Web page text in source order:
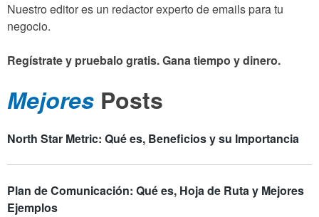
Nuestro editor es un redactor experto de emails para tu
negocio.
Regístrate y pruebalo gratis. Gana tiempo y dinero.
Mejores Posts
North Star Metric: Qué es, Beneficios y su Importancia
Plan de Comunicación: Qué es, Hoja de Ruta y Mejores
Ejemplos